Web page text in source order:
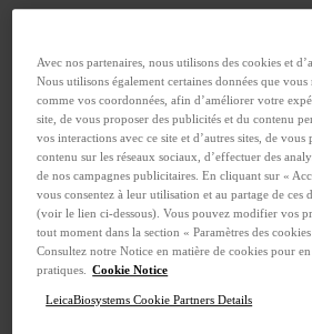
Avec nos partenaires, nous utilisons des cookies et
Nous utilisons également certaines données que
comme vos coordonnées, afin d’améliorer votre
site, de vous proposer des publicités et du contenu
vos interactions avec ce site et d’autres sites, de
contenu sur les réseaux sociaux, d’effectuer des
de nos campagnes publicitaires. En cliquant sur «
vous consentez à leur utilisation et au partage de ces
(voir le lien ci-dessous). Vous pouvez modifier vos
tout moment dans la section « Paramètres des
Consultez notre Notice en matière de cookies pour
pratiques. Cookie Notice
LeicaBiosystems Cookie Partners Details